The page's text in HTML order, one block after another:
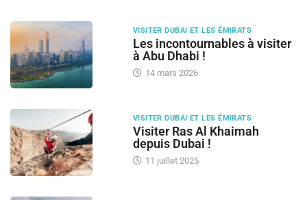
VISITER DUBAI ET LES ÉMIRATS
Les incontournables à visiter
à Abu Dhabi !
14 mars 2026
VISITER DUBAI ET LES ÉMIRATS
Visiter Ras Al Khaimah
depuis Dubai !
11 juillet 2025